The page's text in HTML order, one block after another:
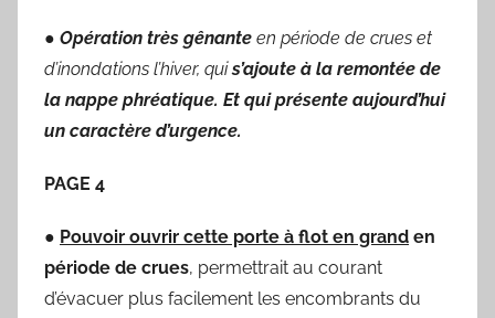
● Opération très gênante en période de crues et
d’inondations l’hiver, quis’ajoute à la remontée de
la nappe phréatique. Et qui présente aujourd’hui
un caractère d’urgence.
PAGE 4
● Pouvoir ouvrir cette porte à flot en grand en
période de crues, permettrait au courant
d’évacuer plus facilement les encombrants du